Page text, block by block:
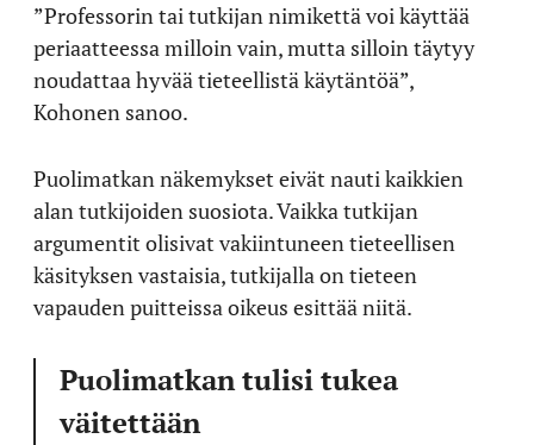
”Professorin tai tutkijan nimikettä voi käyttää
periaatteessa milloin vain, mutta silloin täytyy
noudattaa hyvää tieteellistä käytäntöä”,
Kohonen sanoo.
Puolimatkan näkemykset eivät nauti kaikkien
alan tutkijoiden suosiota. Vaikka tutkijan
argumentit olisivat vakiintuneen tieteellisen
käsityksen vastaisia, tutkijalla on tieteen
vapauden puitteissa oikeus esittää niitä.
Puolimatkan tulisi tukea
väitettään